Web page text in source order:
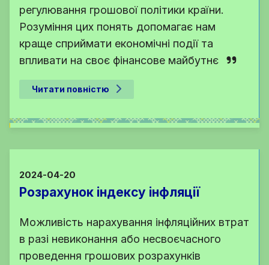
регулювання грошової політики країни.
Розуміння цих понять допомагає нам
краще сприймати економічні події та
впливати на своє фінансове майбутнє
Читати повністю
2024-04-20
Розрахунок індексу інфляції
Можливість нарахування інфляційних втрат
в разі невиконання або несвоєчасного
проведення грошових розрахунків